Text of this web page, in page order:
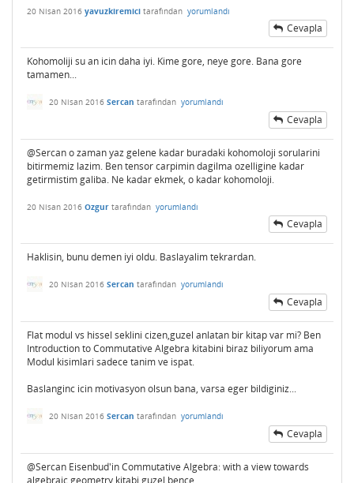
20 Nisan 2016 yavuzkiremici tarafından yorumlandı
Cevapla
Kohomoliji su an icin daha iyi. Kime gore, neye gore. Bana gore
tamamen...
20 Nisan 2016 Sercan tarafından yorumlandı
Cevapla
@Sercan o zaman yaz gelene kadar buradaki kohomoloji sorularini
bitirmemiz lazim. Ben tensor carpimin dagilma ozelligine kadar
getirmistim galiba. Ne kadar ekmek, o kadar kohomoloji.
20 Nisan 2016 Ozgur tarafından yorumlandı
Cevapla
Haklisin, bunu demen iyi oldu. Baslayalim tekrardan.
20 Nisan 2016 Sercan tarafından yorumlandı
Cevapla
Flat modul vs hissel seklini cizen,guzel anlatan bir kitap var mi? Ben
Introduction to Commutative Algebra kitabini biraz biliyorum ama
Modul kisimlari sadece tanim ve ispat.
Baslanginc icin motivasyon olsun bana, varsa eger bildiginiz...
20 Nisan 2016 Sercan tarafından yorumlandı
Cevapla
@Sercan Eisenbud'in Commutative Algebra: with a view towards